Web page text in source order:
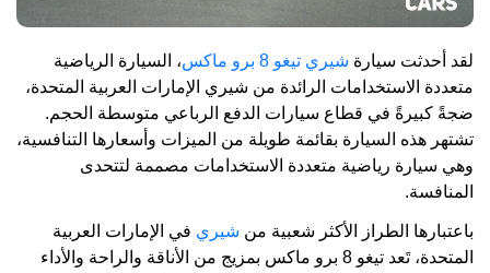
لقد أحدثت سيارة شيري تيغو 8 برو ماكس
، السيارة الرياضية
متعددة الاستخدامات الرائدة من شيري الإمارات العربية المتحدة،
ضجةً كبيرةً في قطاع سيارات الدفع الرباعي متوسطة الحجم.
تشتهر هذه السيارة بقائمة طويلة من الميزات وأسعارها التنافسية،
وهي سيارة رياضية متعددة الاستخدامات مصممة لتتحدى
المنافسة.
باعتبارها الطراز الأكثر شعبية من شيري في الإمارات العربية
المتحدة، تَعد تيغو 8 برو ماكس بمزيج من الأناقة والراحة والأداء